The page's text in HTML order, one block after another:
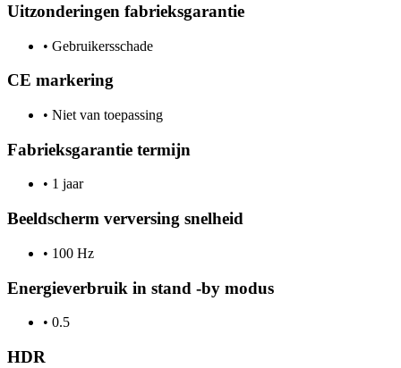
Uitzonderingen fabrieksgarantie
• Gebruikersschade
CE markering
• Niet van toepassing
Fabrieksgarantie termijn
• 1 jaar
Beeldscherm verversing snelheid
• 100 Hz
Energieverbruik in stand -by modus
• 0.5
HDR